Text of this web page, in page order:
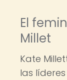
El
Millet
Kate
las